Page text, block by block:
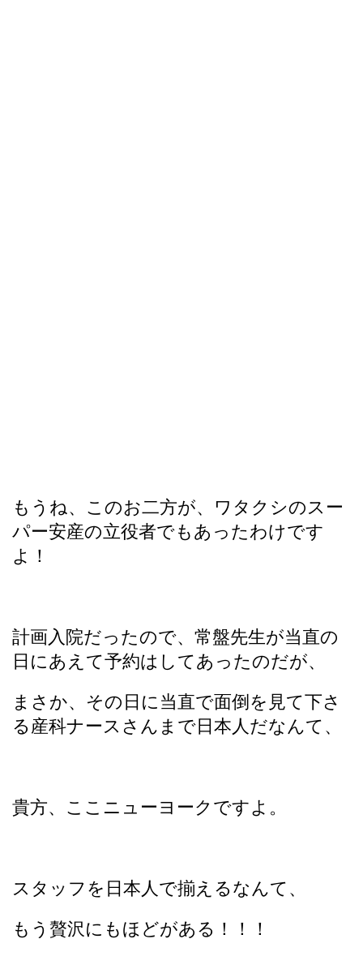
もうね、このお二方が、ワタクシのスー
パー安産の立役者でもあったわけです
よ！
計画入院だったので、常盤先生が当直の
日にあえて予約はしてあったのだが、
まさか、その日に当直で面倒を見て下さ
る産科ナースさんまで日本人だなんて、
貴方、ここニューヨークですよ。
スタッフを日本人で揃えるなんて、
もう贅沢にもほどがある！！！